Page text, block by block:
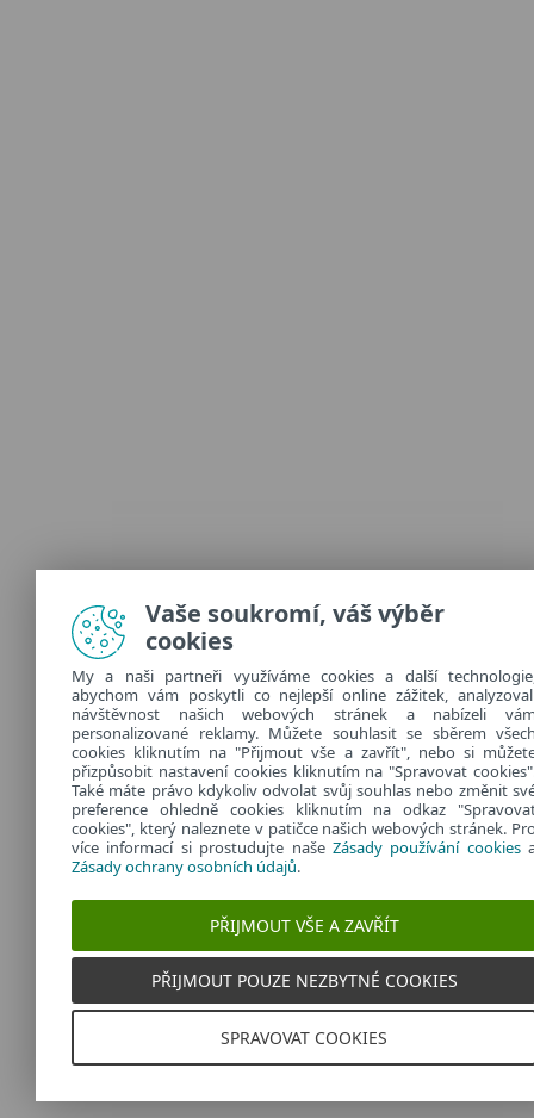
Vaše soukromí, váš výběr
cookies
My a naši partneři využíváme cookies a další
abychom vám poskytli co nejlepší online zážitek,
návštěvnost našich webových stránek a nabízeli
personalizované reklamy. Můžete souhlasit se sběrem
cookies kliknutím na "Přijmout vše a zavřít", nebo si
přizpůsobit nastavení cookies kliknutím na "Spravovat
Také máte právo kdykoliv odvolat svůj souhlas nebo změnit
preference ohledně cookies kliknutím na odkaz
cookies", který naleznete v patičce našich webových stránek.
více informací si prostudujte naše Zásady používání cookies
Zásady ochrany osobních údajů.
PŘIJMOUT VŠE A ZAVŘÍT
PŘIJMOUT POUZE NEZBYTNÉ COOKIES
SPRAVOVAT COOKIES